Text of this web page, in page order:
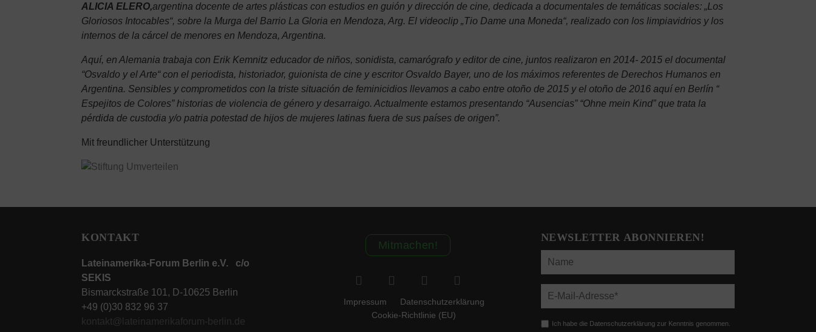
ALICIA ELERO,argentina docente de artes plásticas con estudios en guión y dirección de cine, dedicada a documentales de temáticas sociales: „Los
Gloriosos Intocables“, sobre la Murga del Barrio La Gloria en Mendoza, Arg. El videoclip „Tio Dame una Moneda“, realizado con los limpiavidrios y los
internos de la cárcel de menores en Mendoza, Argentina.
Aquí, en Alemania trabaja con Erik Kemnitz educador de niños, sonidista, camarógrafo y editor de cine, juntos realizaron en 2014- 2015 el documental
“Osvaldo y el Arte“ con el periodista, historiador, guionista de cine y escritor Osvaldo Bayer, uno de los máximos referentes de Derechos Humanos en
Argentina. Sensibles y comprometidos con la triste situación de feminicidios llevamos a cabo entre otoño de 2015 y el otoño de 2016 aquí en Berlín “
Espejitos de Colores” historias de violencia de género y desarraigo. Actualmente estamos presentando “Ausencias” “Ohne mein Kind” que trata la
pérdida de custodia y/o patria potestad de hijos de mujeres latinas fuera de sus países de origen”.
Mit freundlicher Unterstützung
KONTAKT
Lateinamerika-Forum Berlin e.V. c/o
SEKIS
Bismarckstraße 101, D-10625 Berlin
+49 (0)30 832 96 37
kontakt@lateinamerikaforum-berlin.de
Mitmachen!
Impressum
Datenschutzerklärung
Cookie-Richtlinie (EU)
NEWSLETTER ABONNIEREN!
Ich habe die Datenschutzerklärung zur Kenntnis genommen.